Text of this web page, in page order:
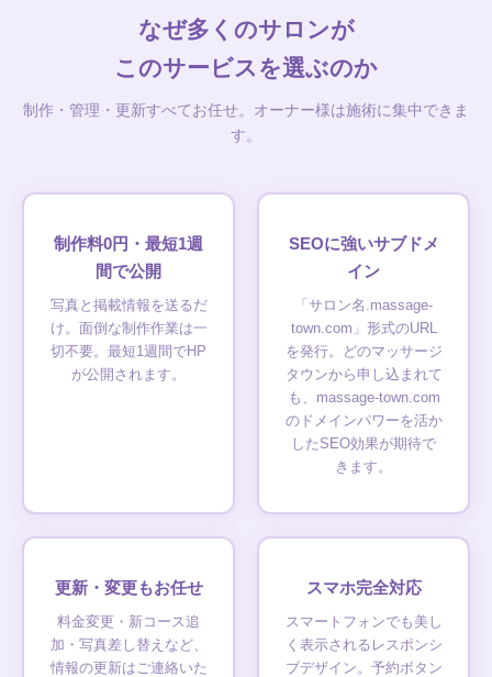
なぜ多くのサロンが
このサービスを選ぶのか
制作・管理・更新すべてお任せ。オーナー様は施術に集中できま
す。
制作料0円・最短1週
間で公開
写真と掲載情報を送るだ
け。面倒な制作作業は一
切不要。最短1週間でHP
が公開されます。
SEOに強いサブドメ
イン
「サロン名.massage-
town.com」形式のURL
を発行。どのマッサージ
タウンから申し込まれて
も、massage-town.com
のドメインパワーを活か
したSEO効果が期待で
きます。
更新・変更もお任せ
料金変更・新コース追
加・写真差し替えなど、
情報の更新はご連絡いた
スマホ完全対応
スマートフォンでも美し
く表示されるレスポンシ
ブデザイン。予約ボタン